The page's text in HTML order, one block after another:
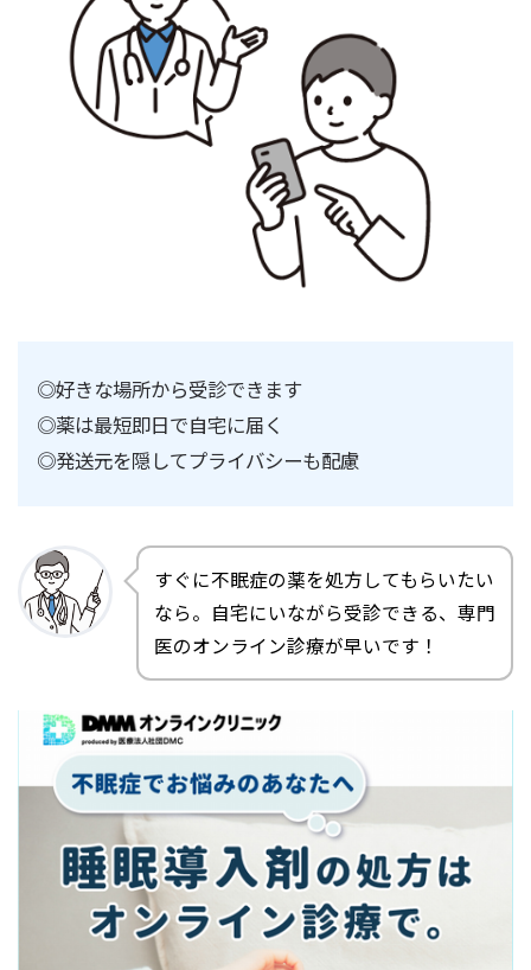
◎好きな場所から受診できます
◎薬は最短即日で自宅に届く
◎発送元を隠してプライバシーも配慮
すぐに不眠症の薬を処方してもらいたい
なら。自宅にいながら受診できる、専門
医のオンライン診療が早いです！